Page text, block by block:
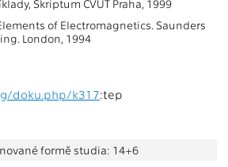
Skriptum ČVUT Praha, 1999
of Electromagnetics. Saunders
London, 1994
doku.php/k317:tep
formě studia: 14+6